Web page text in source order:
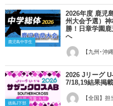
鹿児島中学生
2026年度 鹿児
州大会予選）
勝！日章学園
へ
【九州･沖
徳島J下部
2026 Jリーグ
7/18,19結果掲
【全国】担